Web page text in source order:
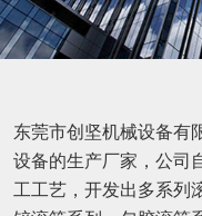
东莞市创坚机械设备有
设备的生产厂家，公司
工工艺，开发出多系列